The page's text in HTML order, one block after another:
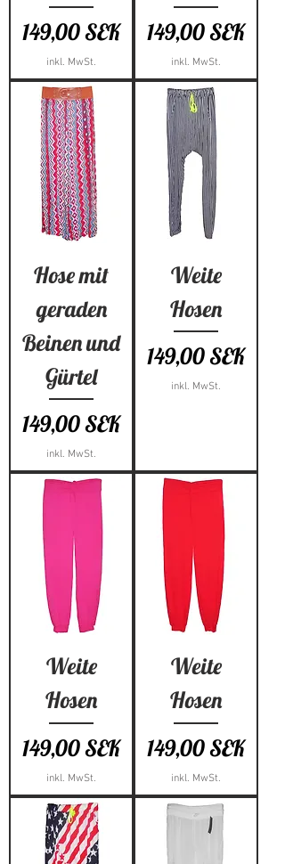
Preis
149,00 SEK
inkl. MwSt.
Preis
149,00 SEK
inkl. MwSt.
Hose mit
geraden
Beinen und
Gürtel
Preis
149,00 SEK
inkl. MwSt.
Weite
Hosen
Preis
149,00 SEK
inkl. MwSt.
Weite
Hosen
Preis
149,00 SEK
inkl. MwSt.
Weite
Hosen
Preis
149,00 SEK
inkl. MwSt.